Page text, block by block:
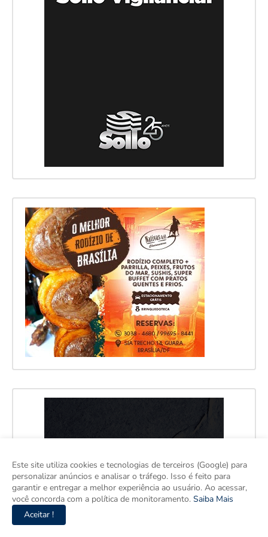
Este site utiliza cookies e tecnologias de terceiros (Google) para
personalizar anúncios e analisar o tráfego. Isso é feito para
garantir e entregar a melhor experiência ao usuário. Ao acessar,
você concorda com a política de monitoramento. Saiba Mais
Aceitar !